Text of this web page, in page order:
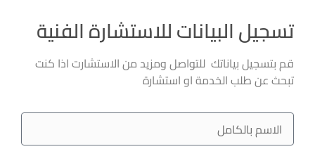
تسجيل البيانات للاستشارة الفنية
قم بتسجيل بياناتك للتواصل ومزيد من الاستشارت اذا كنت
تبحث عن طلب الخدمة او استشارة